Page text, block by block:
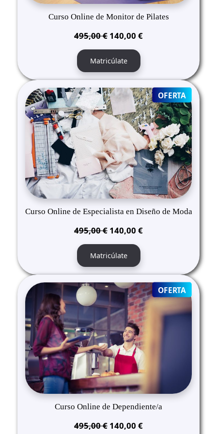
Curso Online de Monitor de Pilates
495,00€ El
precio
original
era:
495,00 €.
140,00 €El
140,00 €.
Matricúlate
OFERTA
ON
SALE
Curso Online de Especialista en Diseño de Moda
495,00€ El
precio
original
era:
495,00 €.
140,00 €El
140,00 €.
Matricúlate
OFERTA
ON
SALE
Curso Online de Dependiente/a
495,00€ El
140,00 €El